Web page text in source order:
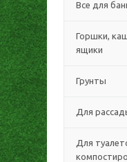
Все для
Горшки,
ящики
Грунты
Для
Для